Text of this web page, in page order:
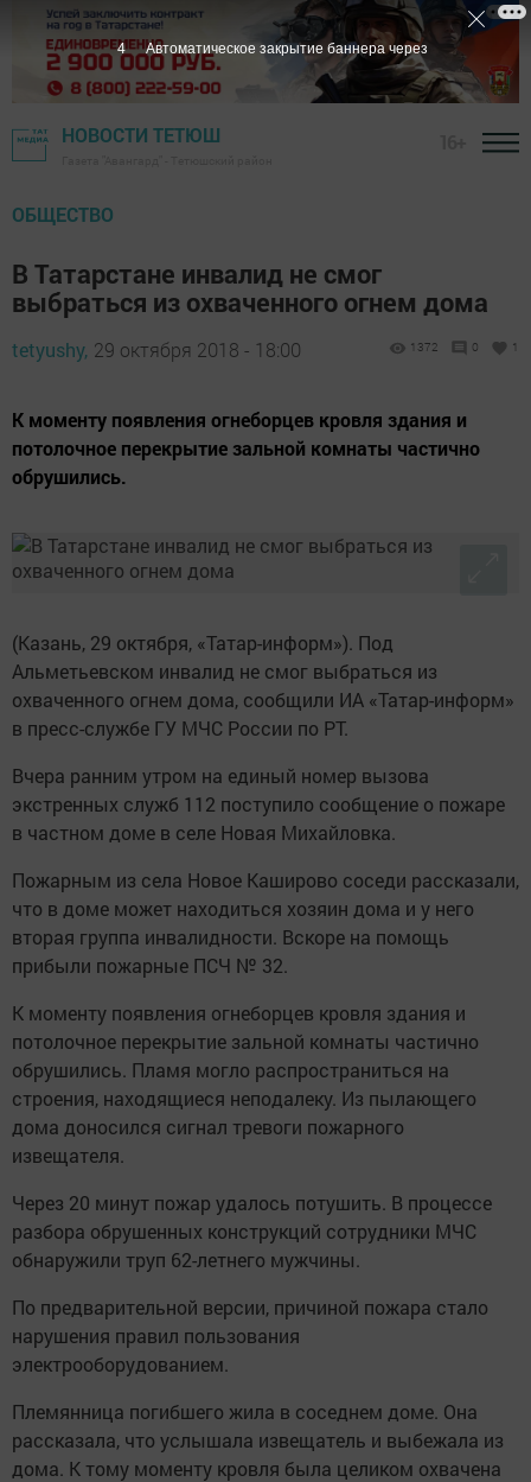
НОВОСТИ ТЕТЮШ
ОБЩЕСТВО
В Татарстане инвалид не смог
выбраться из охваченного огнем дома
tetyushy, 29 октября 2018 - 18:00 1372 0 1
К моменту появления огнеборцев кровля здания и
потолочное перекрытие зальной комнаты частично
обрушились.
(Казань, 29 октября, «Татар-информ»). Под
Альметьевском инвалид не смог выбраться из
охваченного огнем дома, сообщили ИА «Татар-информ»
в пресс-службе ГУ МЧС России по РТ.
Вчера ранним утром на единый номер вызова
экстренных служб 112 поступило сообщение о пожаре
в частном доме в селе Новая Михайловка.
Пожарным из села Новое Каширово соседи рассказали,
что в доме может находиться хозяин дома и у него
вторая группа инвалидности. Вскоре на помощь
прибыли пожарные ПСЧ № 32.
К моменту появления огнеборцев кровля здания и
потолочное перекрытие зальной комнаты частично
обрушились. Пламя могло распространиться на
строения, находящиеся неподалеку. Из пылающего
дома доносился сигнал тревоги пожарного
извещателя.
Через 20 минут пожар удалось потушить. В процессе
разбора обрушенных конструкций сотрудники МЧС
обнаружили труп 62-летнего мужчины.
По предварительной версии, причиной пожара стало
нарушения правил пользования
электрооборудованием.
Племянница погибшего жила в соседнем доме. Она
рассказала, что услышала извещатель и выбежала из
дома. К тому моменту кровля была целиком охвачена
3 Автоматическое закрытие баннера через